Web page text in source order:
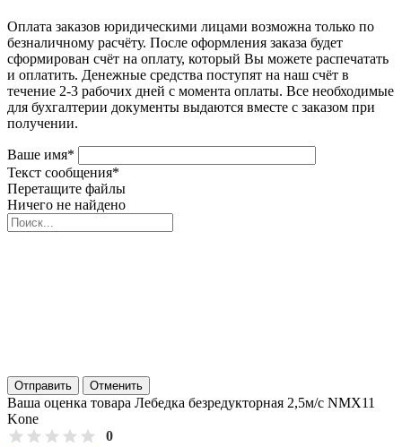
Оплата заказов юридическими лицами возможна только по
безналичному расчёту. После оформления заказа будет
сформирован счёт на оплату, который Вы можете распечатать
и оплатить. Денежные средства поступят на наш счёт в
течение 2-3 рабочих дней с момента оплаты. Все необходимые
для бухгалтерии документы выдаются вместе с заказом при
получении.
Ваше имя*
Текст сообщения*
Перетащите файлы
Ничего не найдено
Отправить Отменить
Ваша оценка товара Лебедка безредукторная 2,5м/с NMX11
Kone
0